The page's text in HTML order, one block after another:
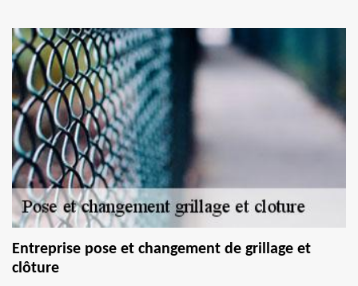
Entreprise pose et changement de grillage et
clôture